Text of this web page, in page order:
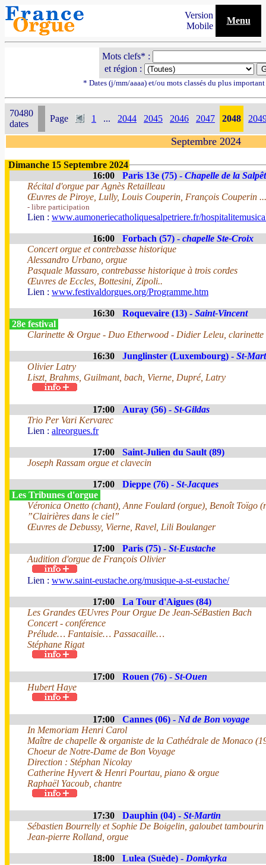
Version
Mobile
Menu
Mots clefs* :
et région :
* Dates (j/mm/aaaa) et/ou mots classés du plus
70480
dates
Page 1 ... 2044 2045 2046 2047 2048
Septembre 2024
Dimanche 15 Septembre 2024
16:00
Paris 13e (75) - Chapelle de la
Récital d'orgue par Agnès Retailleau
Œuvres de Piroye, Lully, Louis Couperin, François Couperin ...
- libre participation
Lien : www.aumoneriecatholiquesalpetriere.fr/
16:00 Forbach (57) - chapelle Ste-Croix
Concert orgue et contrebasse historique
Alessandro Urbano, orgue
Pasquale Massaro, contrebasse historique à trois cordes
Œuvres de Eccles, Bottesini, Zipoli..
Lien : www.festivaldorgues.org/Programme.htm
16:30 Roquevaire (13) - Saint-Vincent
28e festival
Clarinette & Orgue - Duo Etherwood - Didier Leleu,
16:30 Junglinster (Luxembourg) - St-
Olivier Latry
Liszt, Brahms, Guilmant, bach, Vierne, Dupré, Latry
17:00 Auray (56) - St-Gildas
Trio Per Vari Kervarec
Lien : alreorgues.fr
17:00
Saint-Julien du Sault (89)
Joseph Rassam orgue et clavecin
17:00 Dieppe (76) - St-Jacques
Les Tribunes d'orgue
Véronica Onetto (chant), Anne Foulard (orgue), Benoît Toïgo
”Clairières dans le ciel”
Œuvres de Debussy, Vierne, Ravel, Lili Boulanger
17:00 Paris (75) - St-Eustache
Audition d'orgue de François Olivier
Lien : www.saint-eustache.org/musique-a-st-eustache/
17:00
La Tour d'Aigues (84)
Les Grandes ŒUvres Pour Orgue De Jean-SéBastien Bach
Concert - conférence
Prélude… Fantaisie… Passacaille…
Stéphane Rigat
17:00 Rouen (76) - St-Ouen
Hubert Haye
17:00 Cannes (06) - Nd de Bon voyage
In Memoriam Henri Carol
Maître de chapelle & organiste de la Cathédrale de Monaco
Choeur de Notre-Dame de Bon Voyage
Direction : Stéphan Nicolay
Catherine Hyvert & Henri Pourtau, piano & orgue
Raphaël Yacoub, chantre
17:30 Dauphin (04) - St-Martin
Sébastien Bourrelly et Sophie De Boigelin, galoubet tambourin
Jean-pierre Rolland, orgue
18:00 Lulea (Suède) - Domkyrka